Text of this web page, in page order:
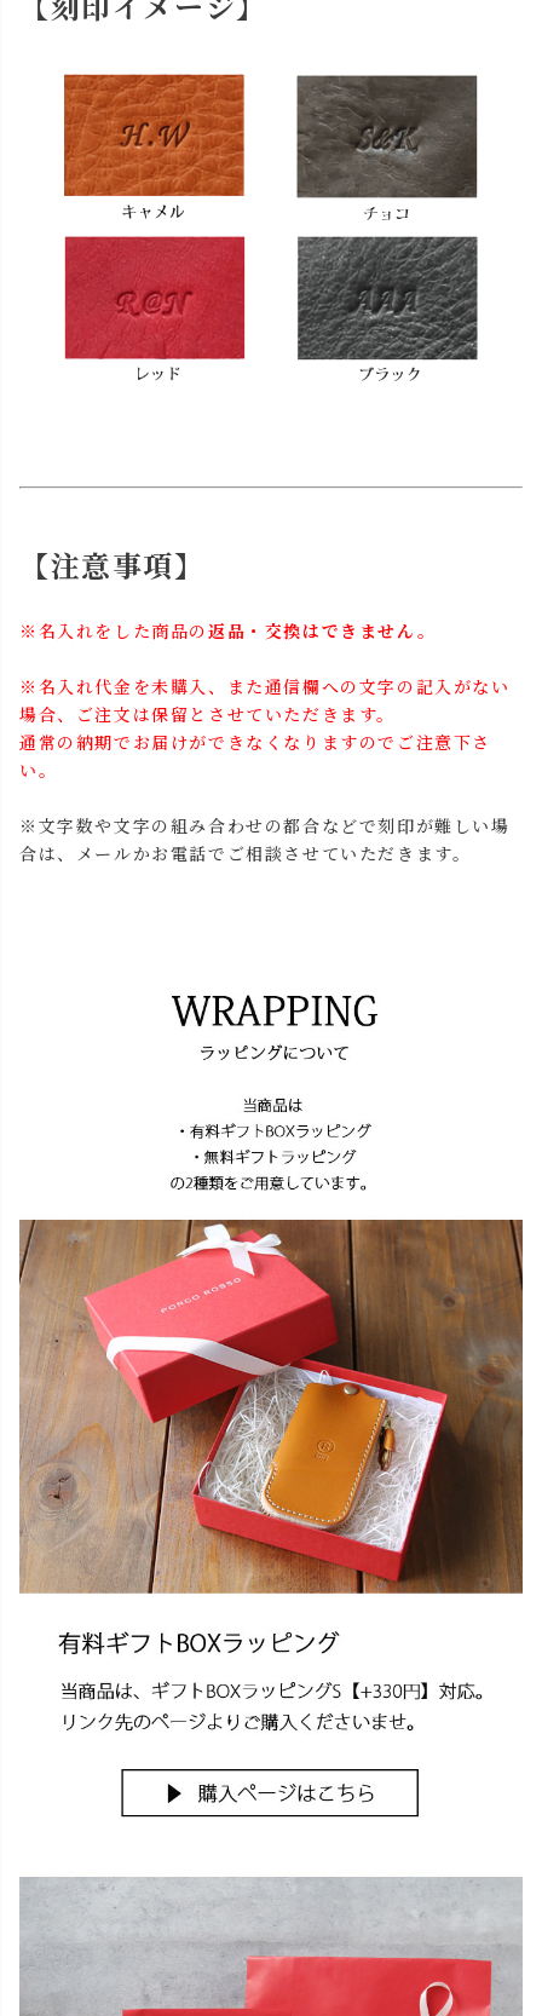
【注意事項】
※名入れをした商品の返品・交換はできません。
※名入れ代金を未購入、また通信欄への文字の記入がない
場合、ご注文は保留とさせていただきます。
通常の納期でお届けができなくなりますのでご注意下さ
い。
※文字数や文字の組み合わせの都合などで刻印が難しい場
合は、メールかお電話でご相談させていただきます。